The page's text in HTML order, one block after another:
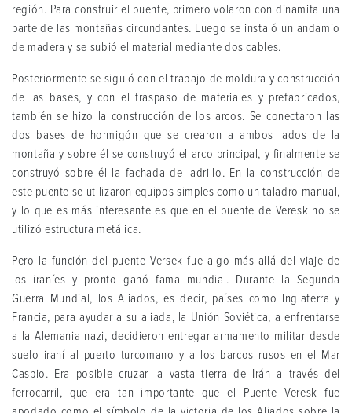
región. Para construir el puente, primero volaron con dinamita una
parte de las montañas circundantes. Luego se instaló un andamio
de madera y se subió el material mediante dos cables.
Posteriormente se siguió con el trabajo de moldura y construcción
de las bases, y con el traspaso de materiales y prefabricados,
también se hizo la construcción de los arcos. Se conectaron las
dos bases de hormigón que se crearon a ambos lados de la
montaña y sobre él se construyó el arco principal, y finalmente se
construyó sobre él la fachada de ladrillo. En la construcción de
este puente se utilizaron equipos simples como un taladro manual,
y lo que es más interesante es que en el puente de Veresk no se
utilizó estructura metálica.
Pero la función del puente Versek fue algo más allá del viaje de
los iraníes y pronto ganó fama mundial. Durante la Segunda
Guerra Mundial, los Aliados, es decir, países como Inglaterra y
Francia, para ayudar a su aliada, la Unión Soviética, a enfrentarse
a la Alemania nazi, decidieron entregar armamento militar desde
suelo iraní al puerto turcomano y a los barcos rusos en el Mar
Caspio. Era posible cruzar la vasta tierra de Irán a través del
ferrocarril, que era tan importante que el Puente Veresk fue